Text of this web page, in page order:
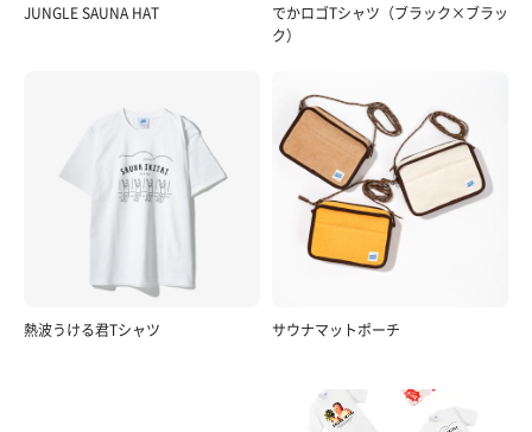
JUNGLE SAUNA HAT
でかロゴTシャツ（ブラック×ブラッ
ク）
熱波うける君Tシャツ サウナマットポーチ